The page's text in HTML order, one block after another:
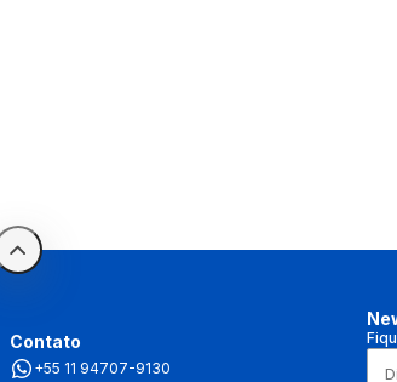
Contato
+55 11 94707-9130